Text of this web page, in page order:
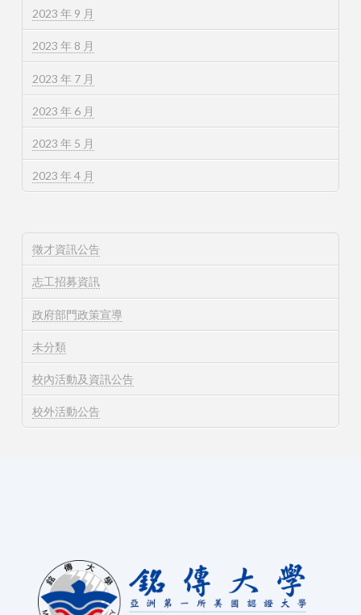
2023 年 9 月
2023 年 8 月
2023 年 7 月
2023 年 6 月
2023 年 5 月
2023 年 4 月
徵才資訊公告
志工招募資訊
政府部門政策宣導
未分類
校內活動及資訊公告
校外活動公告